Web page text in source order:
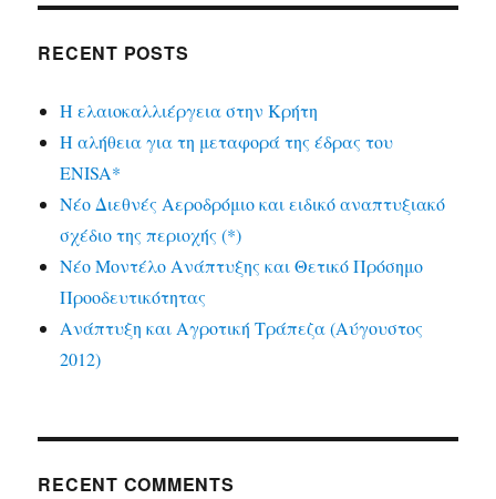
RECENT POSTS
Η ελαιοκαλλιέργεια στην Κρήτη
Η αλήθεια για τη μεταφορά της έδρας του
ENISA*
Νέο Διεθνές Αεροδρόμιο και ειδικό αναπτυξιακό
σχέδιο της περιοχής (*)
Νέο Μοντέλο Ανάπτυξης και Θετικό Πρόσημο
Προοδευτικότητας
Ανάπτυξη και Αγροτική Τράπεζα (Αύγουστος
2012)
RECENT COMMENTS